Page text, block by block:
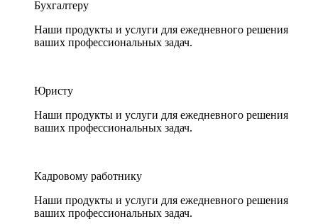
Бухгалтеру
Наши продукты и услуги для ежедневного решения
ваших профессиональных задач.
Юристу
Наши продукты и услуги для ежедневного решения
ваших профессиональных задач.
Кадровому работнику
Наши продукты и услуги для ежедневного решения
ваших профессиональных задач.